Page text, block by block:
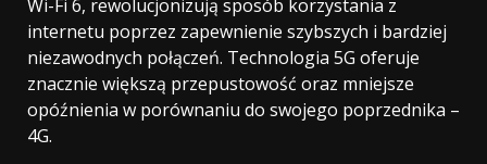
Wi-Fi 6, rewolucjonizują sposób korzystania z
internetu poprzez zapewnienie szybszych i bardziej
niezawodnych połączeń. Technologia 5G oferuje
znacznie większą przepustowość oraz mniejsze
opóźnienia w porównaniu do swojego poprzednika –
4G.